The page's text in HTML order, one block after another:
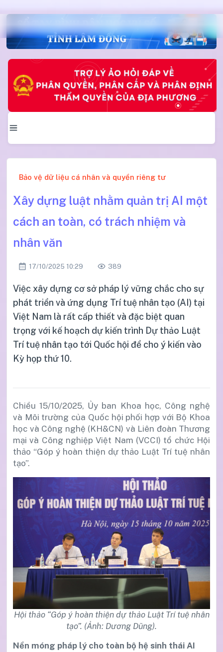
Bảo vệ dữ liệu cá nhân và quyền riêng tư
Xây dựng luật nhằm quản trị AI một
cách an toàn, có trách nhiệm và
nhân văn
17/10/2025 10:29 389
Việc xây dựng cơ sở pháp lý vững chắc cho sự
phát triển và ứng dụng Trí tuệ nhân tạo (AI) tại
Việt Nam là rất cấp thiết và đặc biệt quan
trọng với kế hoạch dự kiến trình Dự thảo Luật
Trí tuệ nhân tạo tới Quốc hội để cho ý kiến vào
Kỳ họp thứ 10.
Chiều 15/10/2025, Ủy ban Khoa học, Công nghệ
và Môi trường của Quốc hội phối hợp với Bộ Khoa
học và Công nghệ (KH&CN) và Liên đoàn Thương
mại và Công nghiệp Việt Nam (VCCI) tổ chức Hội
thảo “Góp ý hoàn thiện dự thảo Luật Trí tuệ nhân
tạo”.
Hội thảo “Góp ý hoàn thiện dự thảo Luật Trí tuệ nhân
tạo”. (Ảnh: Dương Dũng).
Nền móng pháp lý cho toàn bộ hệ sinh thái AI